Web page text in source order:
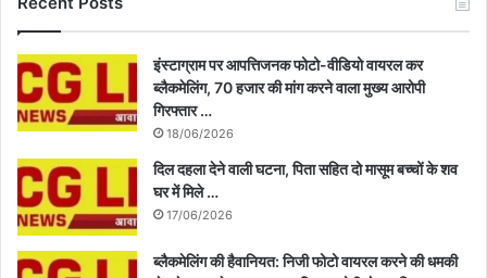
इंस्टाग्राम पर आपत्तिजनक फोटो-वीडियो वायरल कर
ब्लैकमेलिंग, 70 हजार की मांग करने वाला मुख्य आरोपी
गिरफ्तार …
18/06/2026
दिल दहला देने वाली घटना, पिता सहित दो मासूम बच्चों के शव
घर में मिले …
17/06/2026
ब्लैकमेलिंग की हैवानियत: निजी फोटो वायरल करने की धमकी